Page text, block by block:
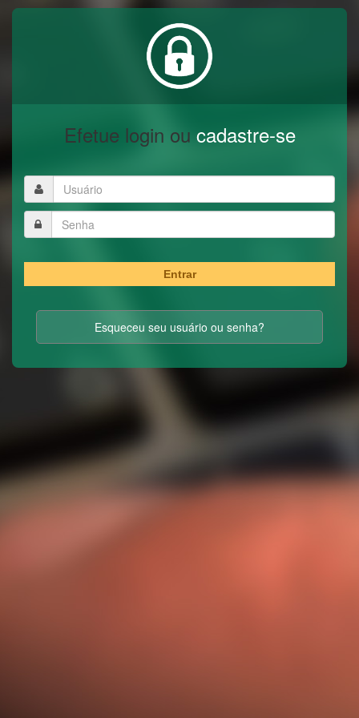
Efetue login ou cadastre-se
Entrar
Esqueceu seu usuário ou senha?